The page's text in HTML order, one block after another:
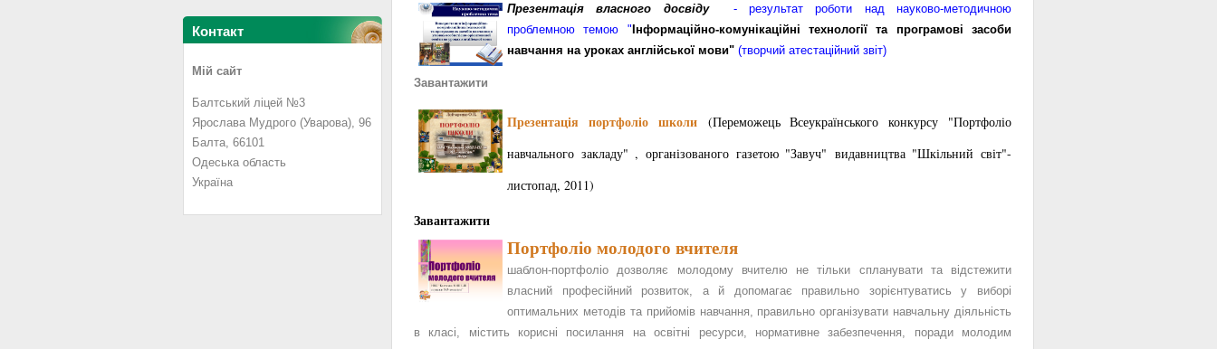
Контакт
Мій сайт
Балтський ліцей №3
Ярослава Мудрого (Уварова), 96
Балта, 66101
Одеська область
Україна
Презентація власного досвіду
- результат роботи над науково-методичною
проблемною темою " Інформаційно-комунікаційні технології та програмові засоби
навчання на уроках англійської мови" (творчий атестаційний звіт)
Завантажити
Презентація портфоліо школи (Переможець Всеукраїнського конкурсу "Портфоліо
навчального закладу" , організованого газетою "Завуч" видавництва "Шкільний світ"-
листопад, 2011)
Завантажити
Портфоліо молодого вчителя
шаблон-портфоліо дозволяє молодому вчителю не тільки спланувати та відстежити
власний професійний розвиток, а й допомагає правильно зорієнтуватись у виборі
оптимальних методів та прийомів навчання, правильно організувати навчальну діяльність
в класі, містить корисні посилання на освітні ресурси, нормативне забезпечення, поради молодим